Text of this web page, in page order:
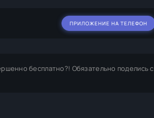
ПРИЛОЖЕНИЕ НА ТЕЛЕФОН
бесплатно?! Обязательно поделись с